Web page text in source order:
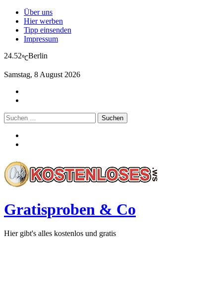
Über uns
Hier werben
Tipp einsenden
Impressum
24.52℃Berlin
Samstag, 8 August 2026
Suchen
nach:
Gratisproben & Co
Hier gibt's alles kostenlos und gratis